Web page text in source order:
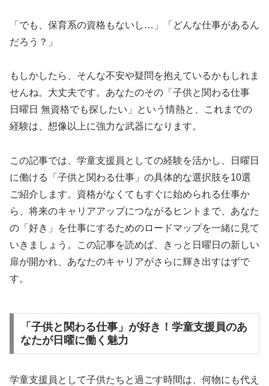
「でも、保育系の資格もないし…」「どんな仕事があるん
だろう？」
もしかしたら、そんな不安や疑問を抱えているかもしれま
せんね。大丈夫です。あなたのその「子供と関わる仕事
日曜日 無資格でも探したい」という情熱と、これまでの
経験は、想像以上に強力な武器になります。
この記事では、学童支援員としての経験を活かし、日曜日
に働ける「子供と関わる仕事」の具体的な選択肢を10選
ご紹介します。資格がなくてもすぐに始められる仕事か
ら、将来のキャリアアップにつながるヒントまで、あなた
の「好き」を仕事にするためのロードマップを一緒に見て
いきましょう。この記事を読めば、きっと日曜日の新しい
扉が開かれ、あなたのキャリアがさらに輝き出すはずで
す。
「子供と関わる仕事」が好き！学童支援員のあ
なたが日曜に働く魅力
学童支援員として子供たちと過ごす時間は、何物にも代え